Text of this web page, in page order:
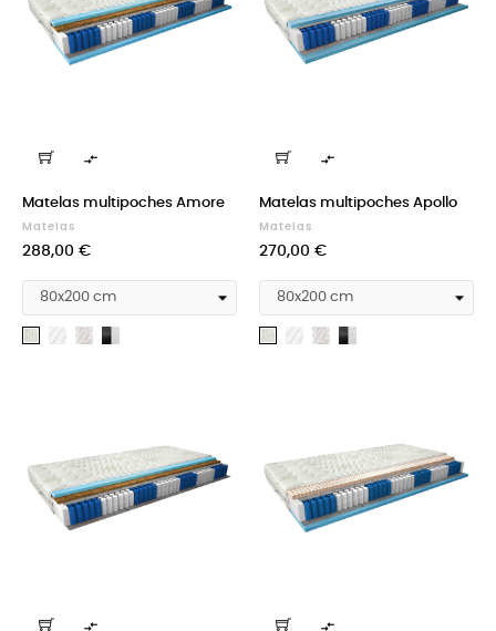

Matelas multipoches Amore
Matelas
Prix
288,00 €
Aloevera
Medicott
Silk Cashmere

Matelas multipoches Apollo
Matelas
Prix
270,00 €
Aloevera
Medicott
Silk Cashmere
 